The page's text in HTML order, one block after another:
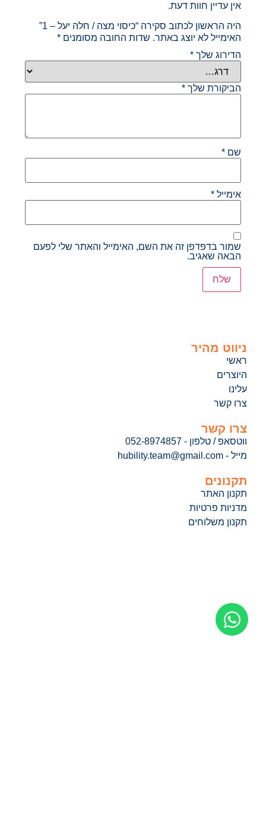
אין עדיין חוות דעת.
היה הראשון לכתוב סקירה “כיסוי מצה / חלה יעל – 1”
האימייל לא יוצג באתר. שדות החובה מסומנים*
הדירוג שלך*
הביקורת שלך*
שם*
אימייל*
שמור בדפדפן זה את השם, האימייל והאתר שלי לפעם
הבאה שאגיב.
ניווט מהיר
ראשי
היוצרים
עלינו
צרו קשר
צרו קשר
ווטסאפ / טלפון - 052-8974857
מייל - hubility.team@gmail.com
תקנונים
תקנון האתר
מדניות פרטיות
תקנון משלוחים